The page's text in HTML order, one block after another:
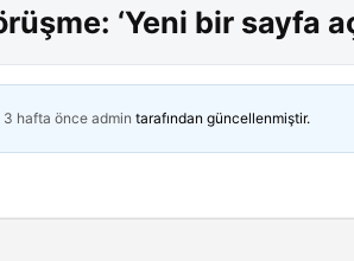
‘Yeni bir sayfa
3 hafta önceadmin tarafından güncellenmiştir.